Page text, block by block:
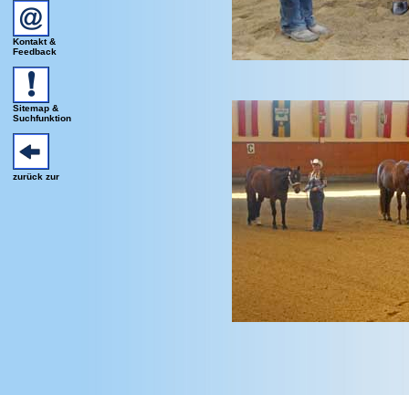
Kontakt &
Feedback
Sitemap &
Suchfunktion
zurück zur